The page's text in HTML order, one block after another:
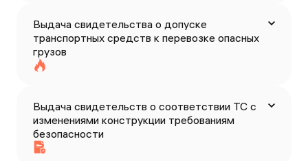
Выдача свидетельства о допуске
транспортных средств к перевозке опасных
грузов
Выдача свидетельств о соответствии ТС с
изменениями конструкции требованиям
безопасности